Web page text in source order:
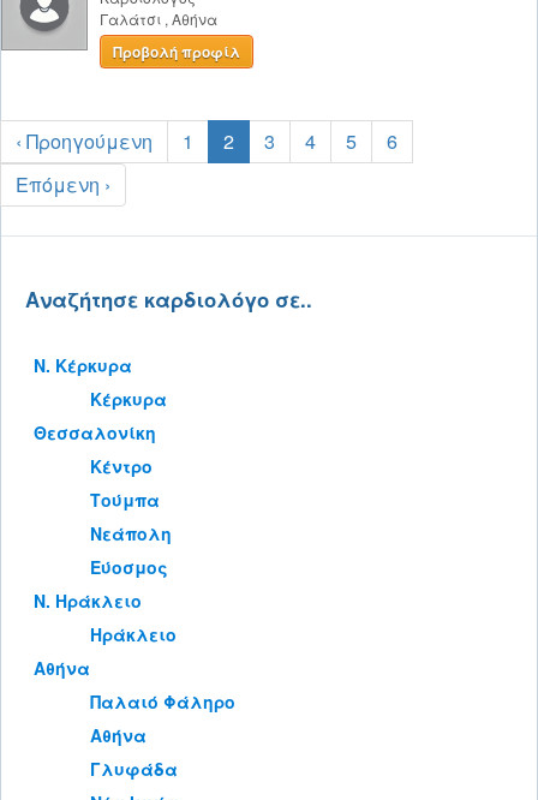
Γαλάτσι , Αθήνα
Προβολή προφίλ
‹ Προηγούμενη 1 2 3 4 5
6
Επόμενη ›
Αναζήτησε καρδιολόγο σε..
Ν. Κέρκυρα
Κέρκυρα
Θεσσαλονίκη
Κέντρο
Τούμπα
Νεάπολη
Εύοσμος
Ν. Ηράκλειο
Ηράκλειο
Αθήνα
Παλαιό Φάληρο
Αθήνα
Γλυφάδα